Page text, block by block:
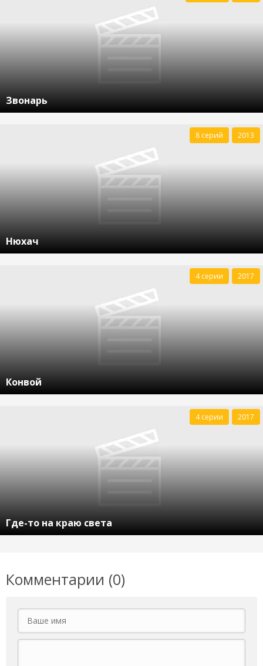
Звонарь
Нюхач
8 серий 2013
Конвой
4 серии 2017
Где-то на краю света
4 серии 2017
Комментарии (0)